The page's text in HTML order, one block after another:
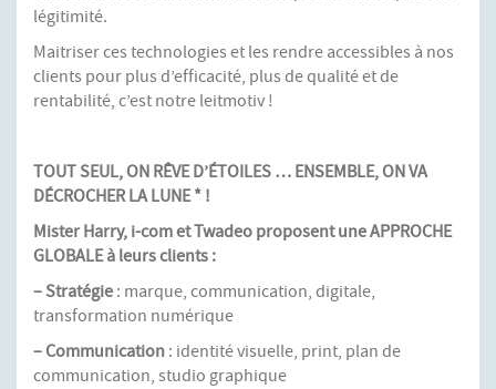
légitimité.
Maitriser ces technologies et les rendre accessibles à nos
clients pour plus d’efficacité, plus de qualité et de
rentabilité, c’est notre leitmotiv !
TOUT SEUL, ON RÊVE D’ÉTOILES … ENSEMBLE, ON VA
DÉCROCHER LA LUNE * !
Mister Harry, i-com et Twadeo proposent une APPROCHE
GLOBALE à leurs clients :
– Stratégie : marque, communication, digitale,
transformation numérique
– Communication : identité visuelle, print, plan de
communication, studio graphique